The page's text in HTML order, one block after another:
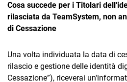
CRM
Ecommerce
Cosa succede per i Titolari
rilasciata da TeamSystem, non
di Cessazione
Una volta individuata la data di
rilascio e gestione delle identità
Cessazione”), riceverai